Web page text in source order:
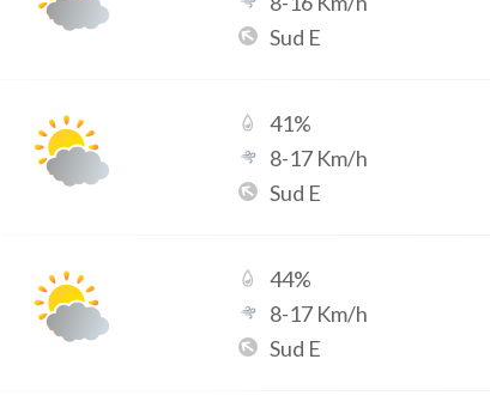
Sud E
41%
8-17 Km/h
Sud E
44%
8-17 Km/h
Sud E